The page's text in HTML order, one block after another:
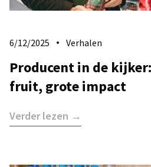
6/12/2025 Verhalen
Producent in de
fruit, grote impact
Verder lezen →